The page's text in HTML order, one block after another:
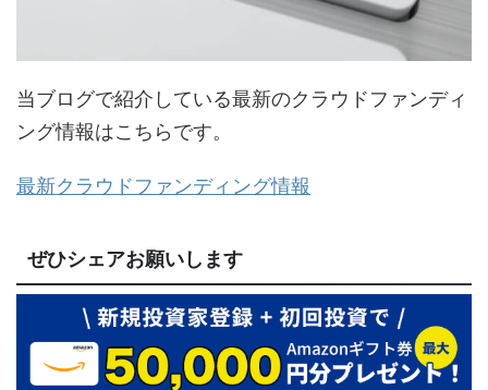
当ブログで紹介している最新のクラウドファンディ
ング情報はこちらです。
最新クラウドファンディング情報
ぜひシェアお願いします